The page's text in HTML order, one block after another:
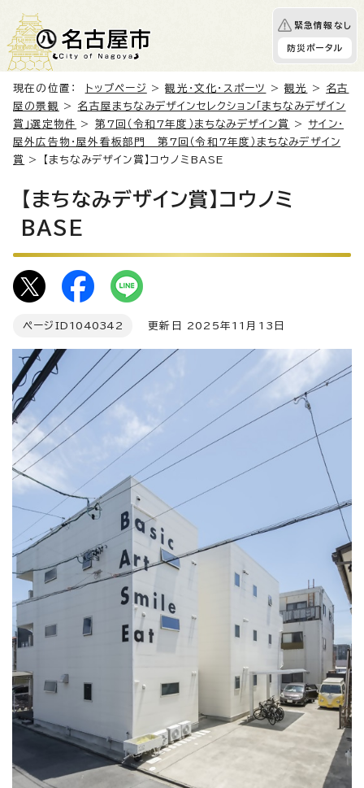
緊急情報なし
防災ポータル
現在の位置： トップページ >観光・文化・スポーツ >観光 > 名古
屋の景観
> 名古屋まちなみデザインセレクション「まちなみデザイン
賞」選定物件
> 第7回（令和7年度）まちなみデザイン賞 > サイン・
屋外広告物・屋外看板部門 第7回（令和7年度）まちなみデザイン
賞
> 【まちなみデザイン賞】コウノミBASE
【まちなみデザイン賞】コウノミ
BASE
ページID 1040342 更新日 2025年11月13日